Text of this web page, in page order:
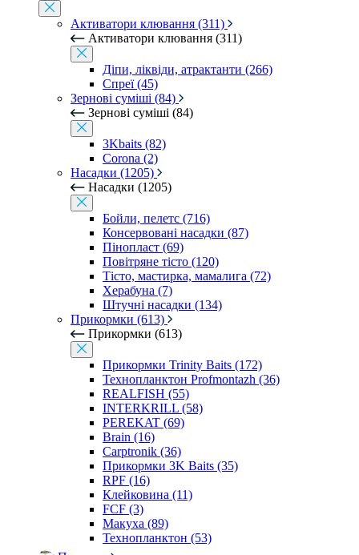
Активатори клювання (311)
Активатори клювання (311)
Діпи, ліквіди, атрактанти (266)
Спреї (45)
Зернові суміші (84)
Зернові суміші (84)
3Kbaits (82)
Corona (2)
Насадки (1205)
Насадки (1205)
Бойли, пелетс (716)
Консервовані насадки (87)
Пінопласт (69)
Повітряне тісто (120)
Тісто, мастирка, мамалига (72)
Херабуна (7)
Штучні насадки (134)
Прикормки (613)
Прикормки (613)
Прикормки Trinity Baits (172)
Технопланктон Profmontazh (36)
REALFISH (55)
INTERKRILL (58)
PEREKAT (69)
Brain (16)
Carptronik (36)
Прикормки 3K Baits (35)
RPF (16)
Клейковина (11)
FCF (3)
Макуха (89)
Технопланктон (53)